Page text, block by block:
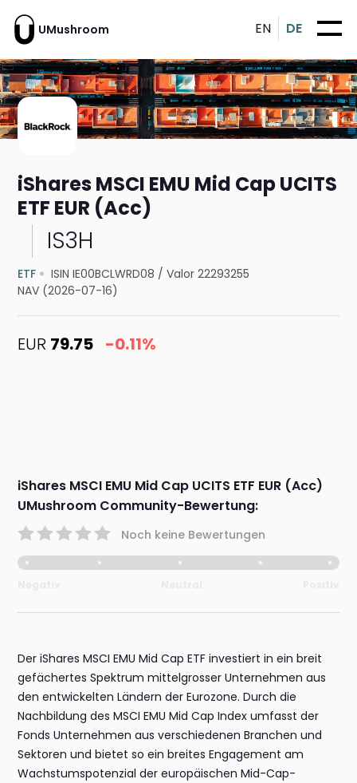
UMushroom EN DE
iShares MSCI EMU Mid Cap UCITS
ETF EUR (Acc)
IS3H
ETF ISIN IE00BCLWRD08 /Valor 22293255
NAV (2026-07-16)
EUR 79.75 -0.11%
iShares MSCI EMU Mid Cap UCITS ETF EUR (Acc)
UMushroom Community-Bewertung:
Noch keine Bewertungen
Der iShares MSCI EMU Mid Cap ETF investiert in ein breit
gefächertes Spektrum mittelgrosser Unternehmen aus
den entwickelten Ländern der Eurozone. Durch die
Nachbildung des MSCI EMU Mid Cap Index umfasst der
Fonds Unternehmen aus verschiedenen Branchen und
Sektoren und bietet so ein breites Engagement am
Wachstumspotenzial der europäischen Mid-Cap-